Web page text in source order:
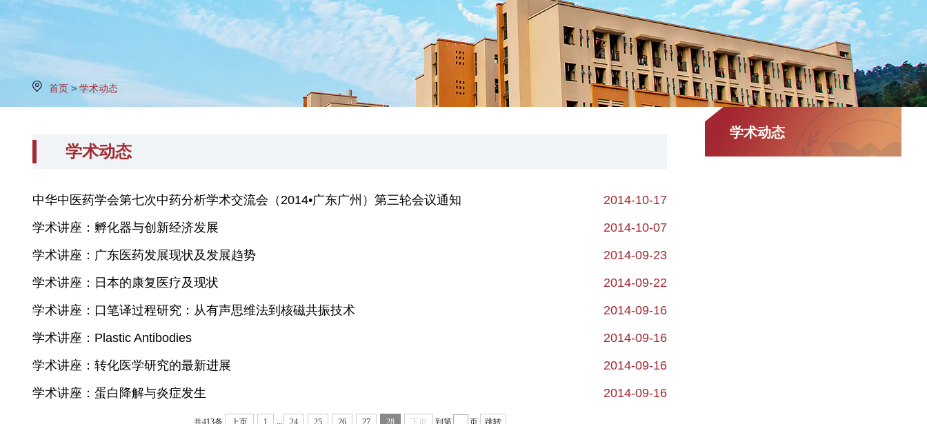
首页 >学术动态
学术动态
学术动态
中华中医药学会第七次中药分析学术交流会（2014•广东广州）第三轮会议通知
2014-10-17
学术讲座：孵化器与创新经济发展
2014-10-07
学术讲座：广东医药发展现状及发展趋势
2014-09-23
学术讲座：日本的康复医疗及现状
2014-09-22
学术讲座：口笔译过程研究：从有声思维法到核磁共振技术
2014-09-16
学术讲座：Plastic Antibodies
2014-09-16
学术讲座：转化医学研究的最新进展
2014-09-16
学术讲座：蛋白降解与炎症发生
2014-09-16
共413条 上页 1 24 25 26 27 28 下页 到第 页 跳转